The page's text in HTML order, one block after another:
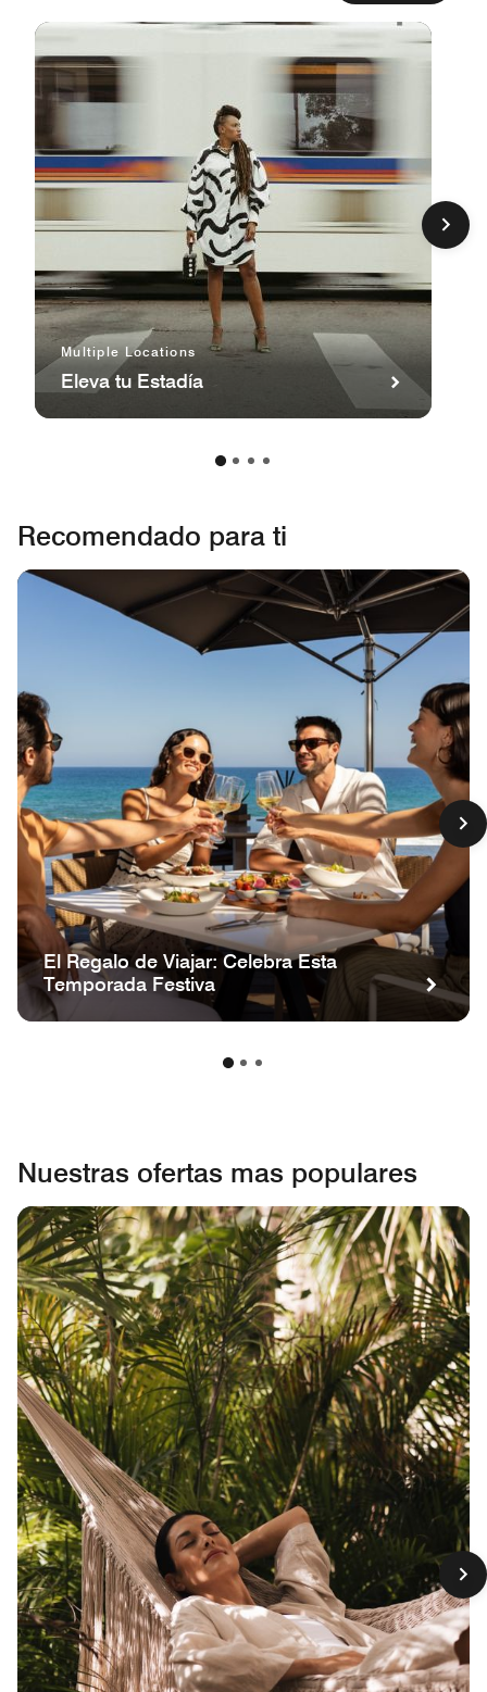
Multiple Locations
Eleva tu Estadía
Recomendado para ti
El Regalo de Viajar: Celebra Esta
Temporada Festiva
Nuestras ofertas mas populares